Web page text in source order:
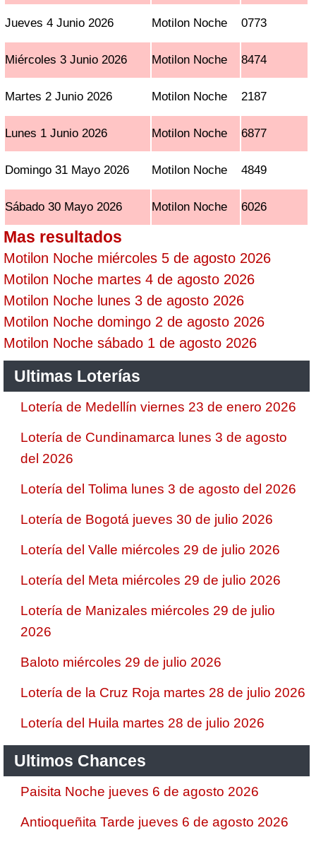
Jueves 4 Junio 2026 Motilon Noche 0773
Miércoles 3 Junio 2026 Motilon Noche 8474
Martes 2 Junio 2026 Motilon Noche 2187
Lunes 1 Junio 2026 Motilon Noche 6877
Domingo 31 Mayo 2026 Motilon Noche 4849
Sábado 30 Mayo 2026 Motilon Noche 6026
Mas resultados
Motilon Noche miércoles 5 de agosto 2026
Motilon Noche martes 4 de agosto 2026
Motilon Noche lunes 3 de agosto 2026
Motilon Noche domingo 2 de agosto 2026
Motilon Noche sábado 1 de agosto 2026
Ultimas Loterías
Lotería de Medellín viernes 23 de enero 2026
Lotería de Cundinamarca lunes 3 de agosto
del 2026
Lotería del Tolima lunes 3 de agosto del 2026
Lotería de Bogotá jueves 30 de julio 2026
Lotería del Valle miércoles 29 de julio 2026
Lotería del Meta miércoles 29 de julio 2026
Lotería de Manizales miércoles 29 de julio
2026
Baloto miércoles 29 de julio 2026
Lotería de la Cruz Roja martes 28 de julio 2026
Lotería del Huila martes 28 de julio 2026
Ultimos Chances
Paisita Noche jueves 6 de agosto 2026
Antioqueñita Tarde jueves 6 de agosto 2026